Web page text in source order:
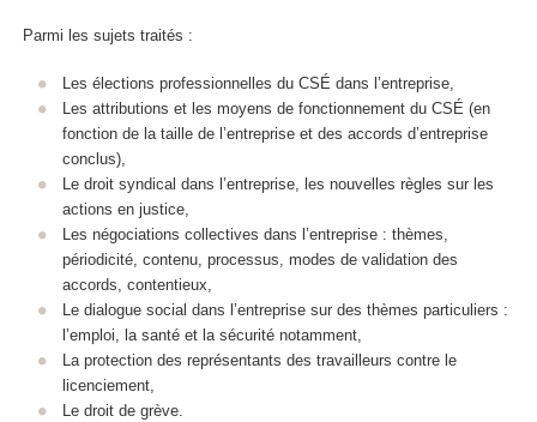
Parmi les sujets traités :
Les élections professionnelles du CSÉ dans l’entreprise,
Les attributions et les moyens de fonctionnement du CSÉ (en
fonction de la taille de l’entreprise et des accords d’entreprise
conclus),
Le droit syndical dans l’entreprise, les nouvelles règles sur les
actions en justice,
Les négociations collectives dans l’entreprise : thèmes,
périodicité, contenu, processus, modes de validation des
accords, contentieux,
Le dialogue social dans l’entreprise sur des thèmes particuliers :
l’emploi, la santé et la sécurité notamment,
La protection des représentants des travailleurs contre le
licenciement,
Le droit de grève.